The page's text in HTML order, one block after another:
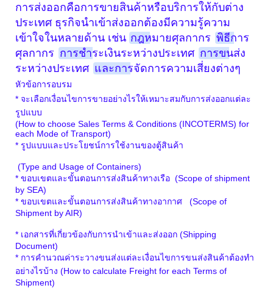
การส่งออกคือการขายสินค้าหรือบริการให้กับต่าง
ประเทศ ธุรกิจนำเข้าส่งออกต้องมีความรู้ความ
เข้าใจในหลายด้าน เช่น กฎหมายศุลกากร พิธีการ
ศุลกากร การชำระเงินระหว่างประเทศ การขนส่ง
ระหว่างประเทศ และการจัดการความเสี่ยงต่างๆ
หัวข้อการอบรม
* จะเลือกเงื่อนไขการขายอย่างไรให้เหมาะสมกับการส่งออกแต่ละ
รูปแบบ
(How to choose Sales Terms & Conditions (INCOTERMS) for
each Mode of Transport)
* รูปแบบและประโยชน์การใช้งานของตู้สินค้า
(Type and Usage of Containers)
* ขอบเขตและขั้นตอนการส่งสินค้าทางเรือ (Scope of shipment
by SEA)
* ขอบเขตและขั้นตอนการส่งสินค้าทางอากาศ (Scope of
Shipment by AIR)
* เอกสารที่เกี่ยวข้องกับการนำเข้าและส่งออก (Shipping
Document)
* การคำนวณค่าระวางขนส่งแต่ละเงื่อนไขการขนส่งสินค้าต้องทำ
อย่างไรบ้าง (How to calculate Freight for each Terms of
Shipment)